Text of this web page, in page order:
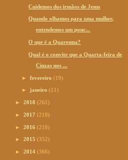
Cuidemos dos irmãos de Jesus
Quando olhamos para uma mulher,
entendemos um pouc...
O que é a Quaresma?
Qual é o convite que a Quarta-feira de
Cinzas nos ...
►fevereiro(19)
► janeiro(11)
► 2018 (261)
► 2017 (218)
► 2016 (218)
► 2015 (352)
► 2014 (366)